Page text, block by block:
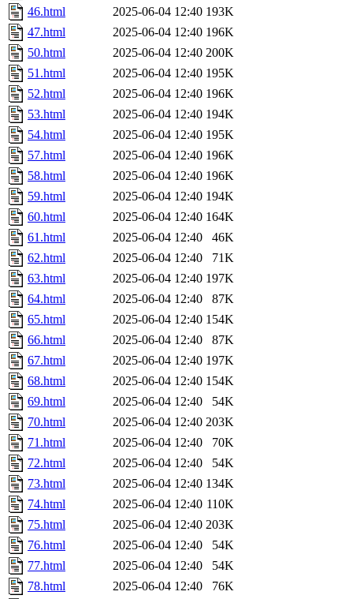
46.html
2025-06-04 12:40 193K
47.html
2025-06-04 12:40 196K
50.html
2025-06-04 12:40 200K
51.html
2025-06-04 12:40 195K
52.html
2025-06-04 12:40 196K
53.html
2025-06-04 12:40 194K
54.html
2025-06-04 12:40 195K
57.html
2025-06-04 12:40 196K
58.html
2025-06-04 12:40 196K
59.html
2025-06-04 12:40 194K
60.html
2025-06-04 12:40 164K
61.html
2025-06-04 12:40
46K
62.html
2025-06-04 12:40
71K
63.html
2025-06-04 12:40 197K
64.html
2025-06-04 12:40
87K
65.html
2025-06-04 12:40 154K
66.html
2025-06-04 12:40
87K
67.html
2025-06-04 12:40 197K
68.html
2025-06-04 12:40 154K
69.html
2025-06-04 12:40
54K
70.html
2025-06-04 12:40 203K
71.html
2025-06-04 12:40
70K
72.html
2025-06-04 12:40
54K
73.html
2025-06-04 12:40 134K
74.html
2025-06-04 12:40 110K
75.html
2025-06-04 12:40 203K
76.html
2025-06-04 12:40
54K
77.html
2025-06-04 12:40
54K
78.html
2025-06-04 12:40
76K